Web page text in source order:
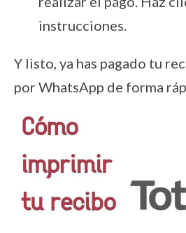
instrucciones.
Y listo, ya has pagado tu
por WhatsApp de forma